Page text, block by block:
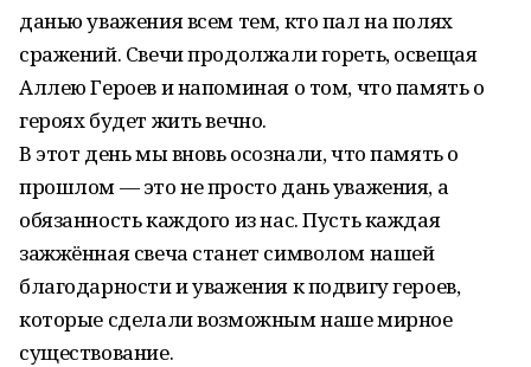
данью уважения всем тем, кто пал на полях
сражений. Свечи продолжали гореть, освещая
Аллею Героев и напоминая о том, что память о
героях будет жить вечно.
В этот день мы вновь осознали, что память о
прошлом — это не просто дань уважения, а
обязанность каждого из нас. Пусть каждая
зажжённая свеча станет символом нашей
благодарности и уважения к подвигу героев,
которые сделали возможным наше мирное
существование.